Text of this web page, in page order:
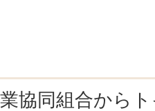
協同組合から